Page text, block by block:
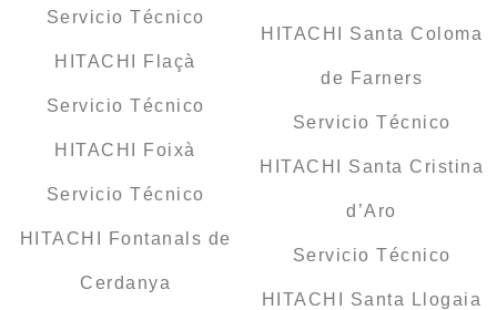
Servicio Técnico
HITACHI Flaçà
Servicio Técnico
HITACHI Foixà
Servicio Técnico
HITACHI Fontanals de
Cerdanya
HITACHI Santa Coloma
de Farners
Servicio Técnico
HITACHI Santa Cristina
d’Aro
Servicio Técnico
HITACHI Santa Llogaia